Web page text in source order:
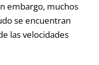
embargo, muchos
se encuentran
las velocidades